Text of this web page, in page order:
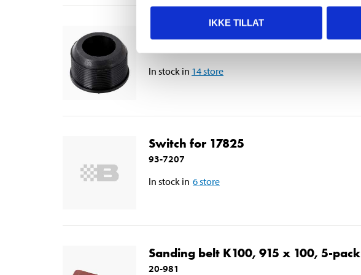
IKKE TILLAT
Rubber Nipple, 50-32 mm
In stock in 14store
Switch for 17825
93-7207
In stock in 6store
Sanding belt K100, 915 x 100, 5-pack
20-981